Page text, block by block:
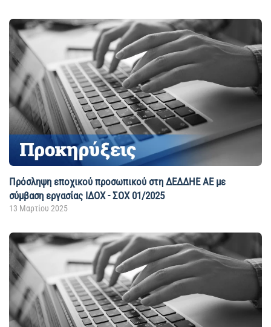
Πρόσληψη εποχικού προσωπικού στη ΔΕΔΔΗΕ ΑΕ με
σύμβαση εργασίας ΙΔΟΧ - ΣΟΧ 01/2025
13 Μαρτίου 2025